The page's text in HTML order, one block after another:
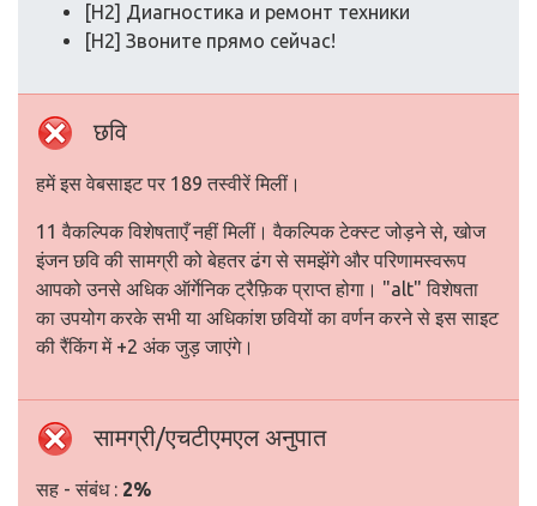
[H2] Диагностика и ремонт техники
[H2] Звоните прямо сейчас!
छवि
हमें इस वेबसाइट पर 189 तस्वीरें मिलीं।
11 वैकल्पिक विशेषताएँ नहीं मिलीं। वैकल्पिक टेक्स्ट जोड़ने से, खोज
इंजन छवि की सामग्री को बेहतर ढंग से समझेंगे और परिणामस्वरूप
आपको उनसे अधिक ऑर्गेनिक ट्रैफ़िक प्राप्त होगा। "alt" विशेषता
का उपयोग करके सभी या अधिकांश छवियों का वर्णन करने से इस साइट
की रैंकिंग में +2 अंक जुड़ जाएंगे।
सामग्री/एचटीएमएल अनुपात
सह - संबंध : 2%